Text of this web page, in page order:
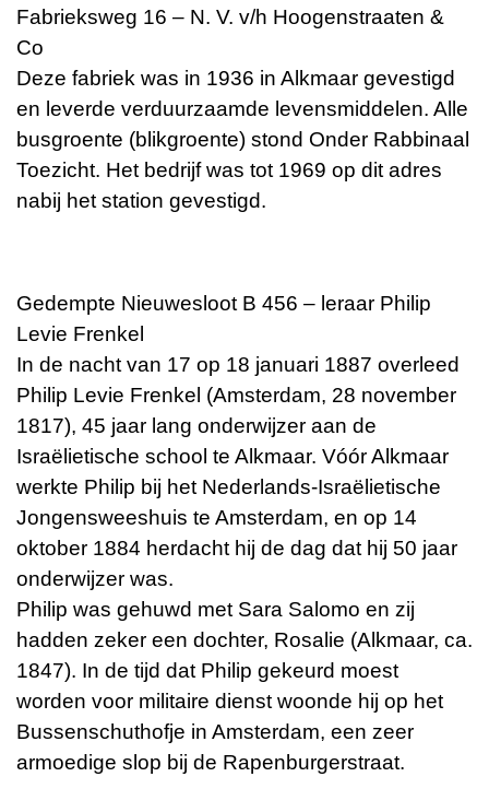
Fabrieksweg 16 – N. V. v/h Hoogenstraaten &
Co
Deze fabriek was in 1936 in Alkmaar gevestigd
en leverde verduurzaamde levensmiddelen. Alle
busgroente (blikgroente) stond Onder Rabbinaal
Toezicht. Het bedrijf was tot 1969 op dit adres
nabij het station gevestigd.
Gedempte Nieuwesloot B 456 – leraar Philip
Levie Frenkel
In de nacht van 17 op 18 januari 1887 overleed
Philip Levie Frenkel (Amsterdam, 28 november
1817), 45 jaar lang onderwijzer aan de
Israëlietische school te Alkmaar. Vóór Alkmaar
werkte Philip bij het Nederlands-Israëlietische
Jongensweeshuis te Amsterdam, en op 14
oktober 1884 herdacht hij de dag dat hij 50 jaar
onderwijzer was.
Philip was gehuwd met Sara Salomo en zij
hadden zeker een dochter, Rosalie (Alkmaar, ca.
1847). In de tijd dat Philip gekeurd moest
worden voor militaire dienst woonde hij op het
Bussenschuthofje in Amsterdam, een zeer
armoedige slop bij de Rapenburgerstraat.